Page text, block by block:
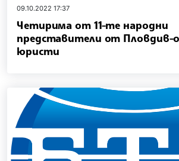
09.10.2022 17:37
Четирима от 11-те народни
представители от Пловдив-
юристи